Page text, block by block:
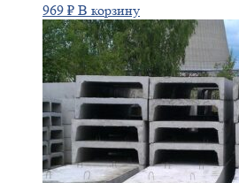
969 ₽ В корзину